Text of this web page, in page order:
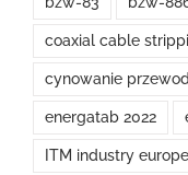
coaxial cable
cynowanie
energatab 2022
ITM industry europe